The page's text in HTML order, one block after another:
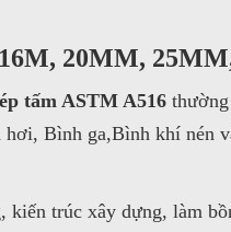
20MM,
tấm ASTM A516
Bình ga,Bình khí nén
trúc xây dựng, làm